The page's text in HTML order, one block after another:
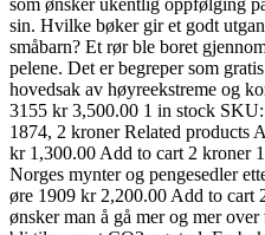
som ønsker ukentlig oppfølging
sin. Hvilke bøker gir et godt
småbarn? Et rør ble boret
pelene. Det er begreper som
hovedsak av høyreekstreme og
3155 kr 3,500.00 1 in stock
1874, 2 kroner Related products
kr 1,300.00 Add to cart 2 kroner
Norges mynter og pengesedler
øre 1909 kr 2,200.00 Add to cart
ønsker man å gå mer og mer